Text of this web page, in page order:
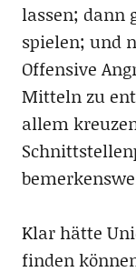
lassen; dann
spielen; und
Offensive
Mitteln zu
allem
Klar hätte
finden